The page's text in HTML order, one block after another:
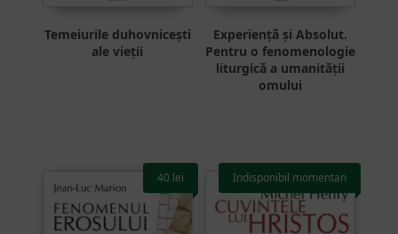
Temeiurile duhovnicești
ale vieții
Experiență și Absolut.
Pentru o fenomenologie
liturgică a umanității
omului
40 lei Indisponibil momentan